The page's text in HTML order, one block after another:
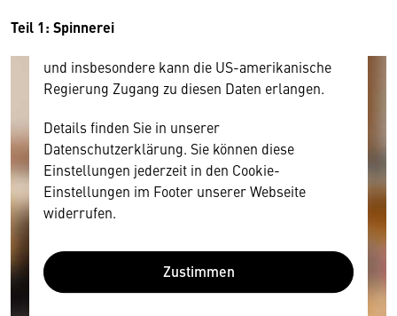
Teil 1: Spinnerei
Diese Daten unterliegen keinem dem EU-
und insbesondere kann die US-amerikanische
Regierung Zugang zu diesen Daten erlangen.
Details finden Sie in unserer
Datenschutzerklärung. Sie können diese
Einstellungen jederzeit in den Cookie-
Einstellungen im Footer unserer Webseite
widerrufen.
Zustimmen